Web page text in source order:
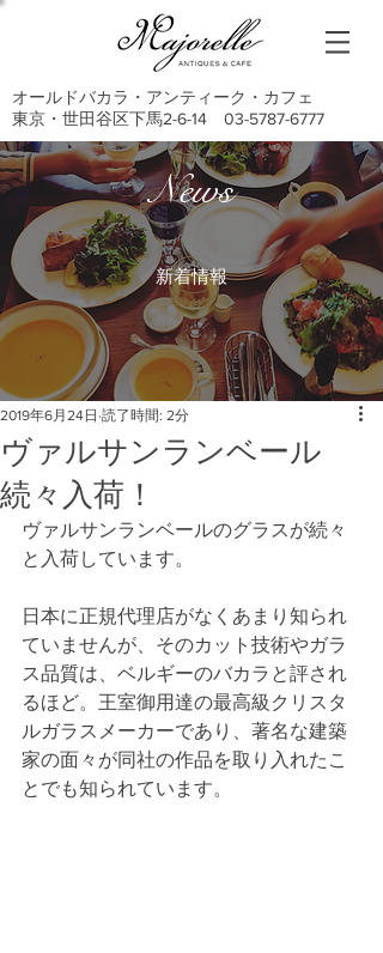
オールドバカラ・アンティーク・カフェ
東京・世田谷区下馬2-6-14 03-5787-6777
News
新着情報
ヴァルサンランベール
続々入荷！
2019年6月24日 読了時間: 2分
ヴァルサンランベールのグラスが続々
と入荷しています。
日本に正規代理店がなくあまり知られ
ていませんが、そのカット技術やガラ
ス品質は、ベルギーのバカラと評され
るほど。王室御用達の最高級クリスタ
ルガラスメーカーであり、著名な建築
家の面々が同社の作品を取り入れたこ
とでも知られています。